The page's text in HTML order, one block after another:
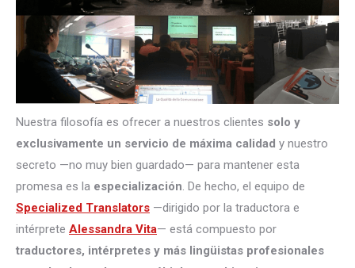
Nuestra filosofía es ofrecer a nuestros clientes solo y
exclusivamente un servicio de máxima calidad y nuestro
secreto —no muy bien guardado— para mantener esta
promesa es la especialización. De hecho, el equipo de
Specialized Translators —dirigido por la traductora e
intérprete Alessandra Vita— está compuesto por
traductores, intérpretes y más lingüistas profesionales